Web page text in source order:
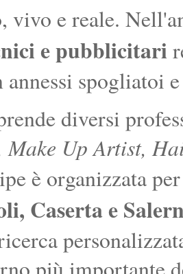
vivo e reale.
e pubblicitari
annessi spogliatoi
diversi
Make Up Artist,
è organizzata
Caserta e